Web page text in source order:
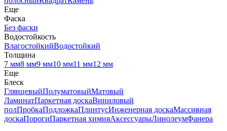
Еще
Фаска
Без фаски
Водостойкость
ВлагостойкийВодостойкий
Толщина
7 мм8 мм9 мм10 мм11 мм12 мм
Еще
Блеск
ГлянцевыйПолуматовыйМатовый
ЛаминатПаркетная доскаВиниловый
полПробкаПодложкаПлинтусИнженерная доскаМассивная
доскаПорогиПаркетная химияАксессуарыЛинолеумФанера